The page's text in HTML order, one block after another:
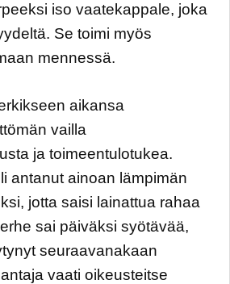
iso vaatekappale, joka
Se toimi myös
mennessä.
aikansa
vailla
ja toimeentulotukea.
antanut ainoan lämpimän
jotta saisi lainattua rahaa
sai päiväksi syötävää,
seuraavanakaan
vaati oikeusteitse